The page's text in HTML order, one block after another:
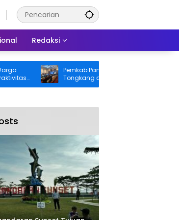
Redaksi
Pemkab Pangandaran Desak Bangkai
Tongkang dan Ceceran Batu Bara
Segera Diangkat, Soroti Buruknya